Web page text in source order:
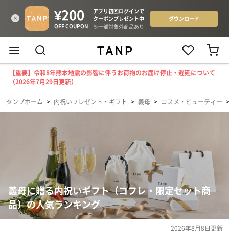
【重要】令和8年熊本地震の影響に伴うお荷物のお届け停止・遅延について
（2026年7月29日更新）
タンプホーム > 内祝いプレゼント・ギフト > 義母 > コスメ・ビューティー
義母に贈る内祝いギフト（コフレ・限定セット商
品）の人気ランキング
2026年8月8日更新